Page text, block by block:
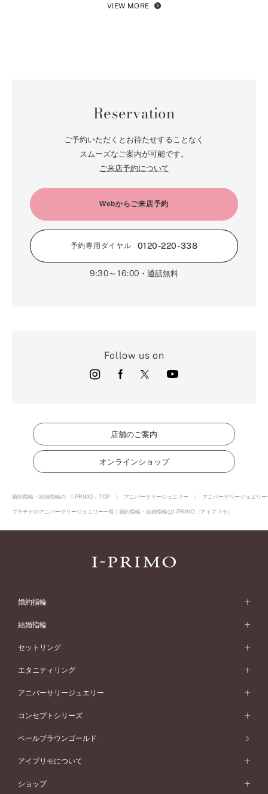
VIEW MORE
Reservation
ご予約いただくとお待たせすることなく
スムーズなご案内が可能です。
ご来店予約について
Webからご来店予約
予約専用ダイヤル 0120-220-338
9:30～16:00 ・通話無料
Follow us on
店舗のご案内
オンラインショップ
婚約指輪・結婚指輪の「I-PRIMO」TOP アニバーサリージュエリー アニバーサリージュエリー
プラチナのアニバーサリージュエリー一覧 | 婚約指輪・結婚指輪はI-PRIMO（アイプリモ）
婚約指輪
婚約指輪 (エンゲージリング)
婚約指輪一覧
ピンクゴールド
ペールブラウンゴールド
ウェーブライン
V字ライン
ワンサイドメレ
ダブルサイドメレ
シンプル
フェミニン
モード
50万円台～
40万円台～
婚約指輪 人気ランキング
結婚指輪
結婚指輪 (マリッジリング)
結婚指輪一覧
ピンクゴールド
ペールブラウンゴールド
ウェーブライン
V字ライン
ワンメレ
セベラルメレ
シンプル
フェミニン
50万円～
セットリング
セットリング
セットリング一覧
ピンクゴールド
ペールブラウンゴールド
エタニティリング
エタニティリング
エタニティリング一覧
ピンクゴールド
アニバーサリージュエリー
アニバーサリージュエリー
アニバーサリージュエリー一覧
ファッションリング
コンセプトシリーズ
コンセプトシリーズ
オリジンビリーフ
ペールブラウンゴールド
アイプリモについて
アイプリモについて
ショップ